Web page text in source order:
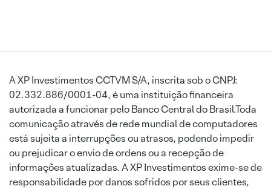
A XP Investimentos CCTVM S/A, inscrita sob o CNPJ:
02.332.886/0001-04, é uma instituição financeira
autorizada a funcionar pelo Banco Central do Brasil.Toda
comunicação através de rede mundial de computadores
está sujeita a interrupções ou atrasos, podendo impedir
ou prejudicar o envio de ordens ou a recepção de
informações atualizadas. A XP Investimentos exime-se de
responsabilidade por danos sofridos por seus clientes,